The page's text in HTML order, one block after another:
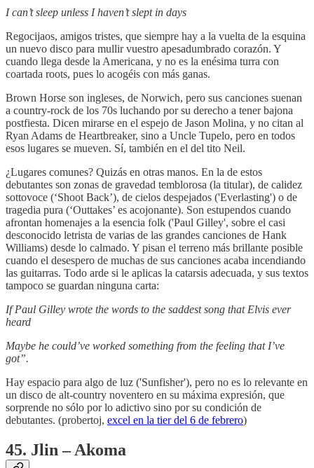
I can’t sleep unless I haven’t slept in days
Regocijaos, amigos tristes, que siempre hay a la vuelta de la esquina
un nuevo disco para mullir vuestro apesadumbrado corazón. Y
cuando llega desde la Americana, y no es la enésima turra con
coartada roots, pues lo acogéis con más ganas.
Brown Horse son ingleses, de Norwich, pero sus canciones suenan
a country-rock de los 70s luchando por su derecho a tener bajona
postfiesta. Dicen mirarse en el espejo de Jason Molina, y no citan al
Ryan Adams de Heartbreaker, sino a Uncle Tupelo, pero en todos
esos lugares se mueven. Sí, también en el del tito Neil.
¿Lugares comunes? Quizás en otras manos. En la de estos
debutantes son zonas de gravedad temblorosa (la titular), de calidez
sottovoce (‘Shoot Back’), de cielos despejados ('Everlasting') o de
tragedia pura (‘Outtakes’ es acojonante). Son estupendos cuando
afrontan homenajes a la esencia folk ('Paul Gilley', sobre el casi
desconocido letrista de varias de las grandes canciones de Hank
Williams) desde lo calmado. Y pisan el terreno más brillante posible
cuando el desespero de muchas de sus canciones acaba incendiando
las guitarras. Todo arde si le aplicas la catarsis adecuada, y sus textos
tampoco se guardan ninguna carta:
If Paul Gilley wrote the words to the saddest song that Elvis ever
heard
Maybe he could’ve worked something from the feeling that I’ve
got”.
Hay espacio para algo de luz ('Sunfisher'), pero no es lo relevante en
un disco de alt-country noventero en su máxima expresión, que
sorprende no sólo por lo adictivo sino por su condición de
debutantes. (probertoj, excel en la tier del 6 de febrero)
45. Jlin – Akoma